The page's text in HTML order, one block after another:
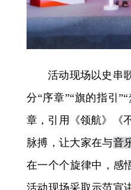
活动现场以史串
分“序章”“旗的指引
章，引用《领航》《
脉搏，让大家在与音
在一个个旋律中，感
活动现场采取示范宣